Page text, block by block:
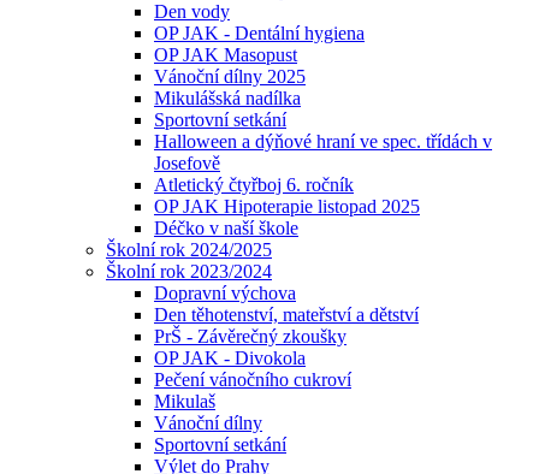
Den vody
OP JAK - Dentální hygiena
OP JAK Masopust
Vánoční dílny 2025
Mikulášská nadílka
Sportovní setkání
Halloween a dýňové hraní ve spec. třídách v
Josefově
Atletický čtyřboj 6. ročník
OP JAK Hipoterapie listopad 2025
Déčko v naší škole
Školní rok 2024/2025
Školní rok 2023/2024
Dopravní výchova
Den těhotenství, mateřství a dětství
PrŠ - Závěrečný zkoušky
OP JAK - Divokola
Pečení vánočního cukroví
Mikulaš
Vánoční dílny
Sportovní setkání
Výlet do Prahy